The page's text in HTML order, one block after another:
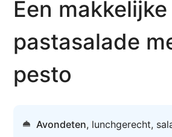
Een makkelijke
pastasalade
pesto
Avondeten, lunchgerecht,